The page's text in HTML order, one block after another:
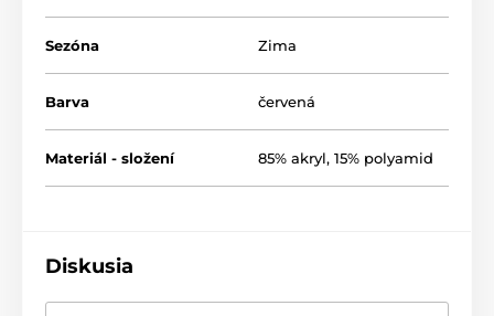
Sezóna Zima
Barva červená
Materiál - složení 85% akryl, 15% polyamid
Diskusia